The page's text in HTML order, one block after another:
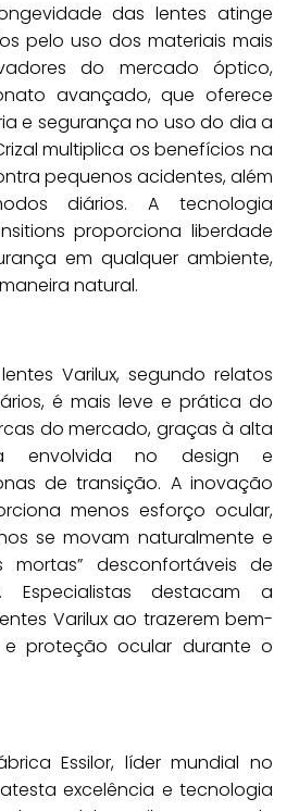
das lentes atinge
pelo uso dos materiais mais
do mercado óptico,
avançado, que oferece
e segurança no uso do dia a
multiplica os benefícios na
pequenos acidentes, além
diários. A tecnologia
proporciona liberdade
em qualquer ambiente,
natural.
Varilux, segundo relatos
é mais leve e prática do
do mercado, graças à alta
envolvida no design e
de transição. A inovação
menos esforço ocular,
se movam naturalmente e
mortas” desconfortáveis de
Especialistas destacam a
Varilux ao trazerem bem-
proteção ocular durante o
Essilor, líder mundial no
excelência e tecnologia